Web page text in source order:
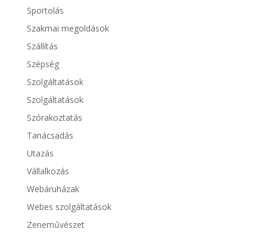
Sportolás
Szakmai megoldások
Szállítás
Szépség
Szolgáltatások
Szolgáltatások
Szórakoztatás
Tanácsadás
Utazás
Vállalkozás
Webáruházak
Webes szolgáltatások
Zeneművészet